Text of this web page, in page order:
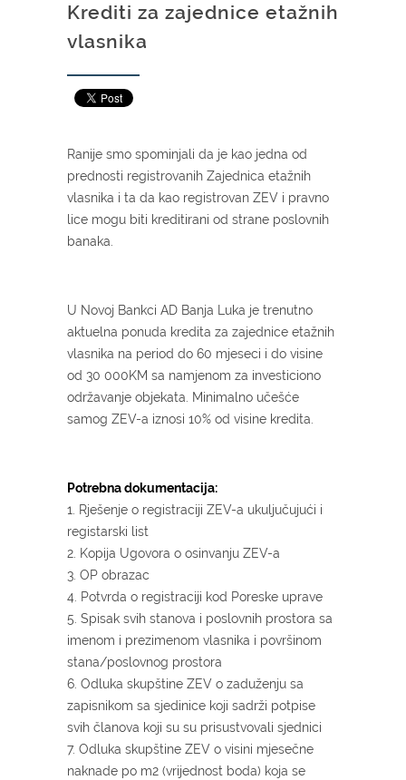
Krediti za zajednice etažnih
vlasnika
Ranije smo spominjali da je kao jedna od
prednosti registrovanih Zajednica etažnih
vlasnika i ta da kao registrovan ZEV i pravno
lice mogu biti kreditirani od strane poslovnih
banaka.
U Novoj Bankci AD Banja Luka je trenutno
aktuelna ponuda kredita za zajednice etažnih
vlasnika na period do 60 mjeseci i do visine
od 30 000KM sa namjenom za investiciono
održavanje objekata. Minimalno učešće
samog ZEV-a iznosi 10% od visine kredita.
Potrebna dokumentacija:
1. Rješenje o registraciji ZEV-a ukuljučujući i
registarski list
2. Kopija Ugovora o osinvanju ZEV-a
3. OP obrazac
4. Potvrda o registraciji kod Poreske uprave
5. Spisak svih stanova i poslovnih prostora sa
imenom i prezimenom vlasnika i površinom
stana/poslovnog prostora
6. Odluka skupštine ZEV o zaduženju sa
zapisnikom sa sjedinice koji sadrži potpise
svih članova koji su su prisustvovali sjednici
7. Odluka skupštine ZEV o visini mjesečne
naknade po m2 (vrijednost boda) koja se